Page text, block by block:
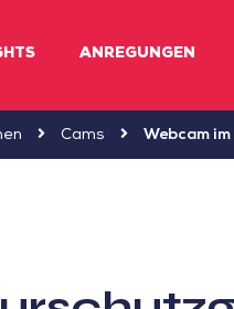
ANREGUNGEN
Cams Webcam